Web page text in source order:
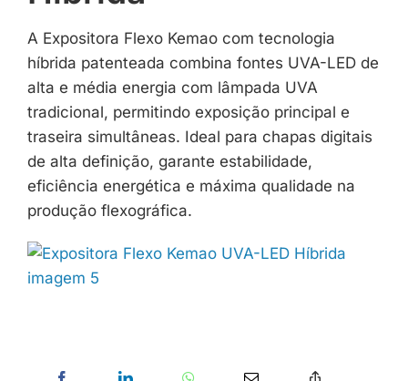
A Expositora Flexo Kemao com tecnologia
híbrida patenteada combina fontes UVA-LED de
alta e média energia com lâmpada UVA
tradicional, permitindo exposição principal e
traseira simultâneas. Ideal para chapas digitais
de alta definição, garante estabilidade,
eficiência energética e máxima qualidade na
produção flexográfica.